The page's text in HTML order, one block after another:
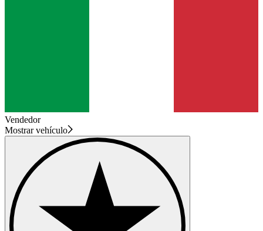
Vendedor
Mostrar vehículo